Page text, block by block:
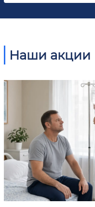
Наши акции